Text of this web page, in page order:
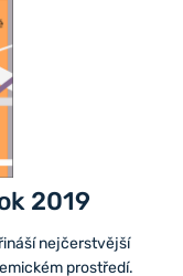
2019
nejčerstvější
prostředí.